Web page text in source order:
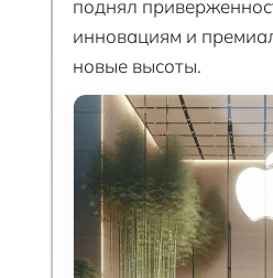
поднял
инновациям и
новые высоты.